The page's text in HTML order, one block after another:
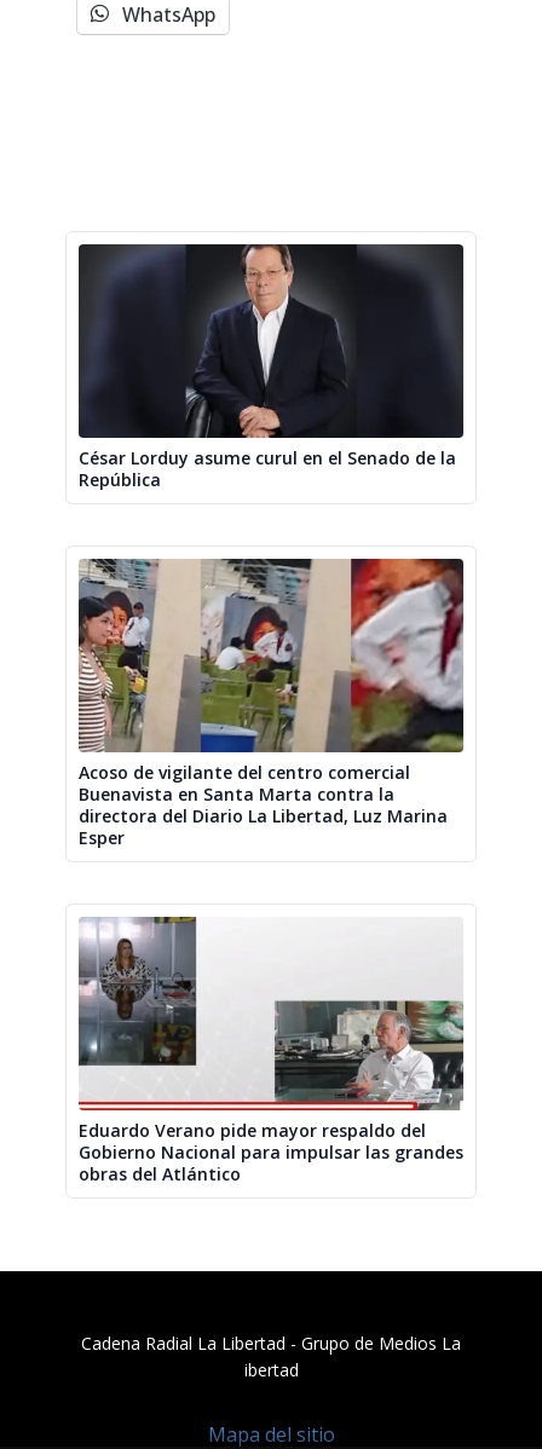
WhatsApp
César Lorduy asume curul en el Senado de la
República
Acoso de vigilante del centro comercial
Buenavista en Santa Marta contra la
directora del Diario La Libertad, Luz Marina
Esper
Eduardo Verano pide mayor respaldo del
Gobierno Nacional para impulsar las grandes
obras del Atlántico
Cadena Radial La Libertad​ - Grupo de Medios La
ibertad
Mapa del sitio